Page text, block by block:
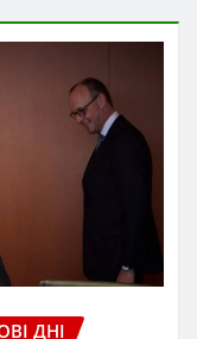
ДНІ